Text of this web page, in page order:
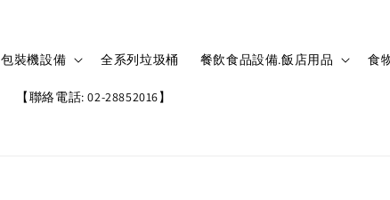
包裝機設備 全系列垃圾桶 餐飲食品設備.飯店用品 食
【聯絡電話: 02-28852016】